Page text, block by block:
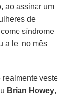
ao assinar um
de
síndrome
a lei no mês
realmente veste
Brian Howey,